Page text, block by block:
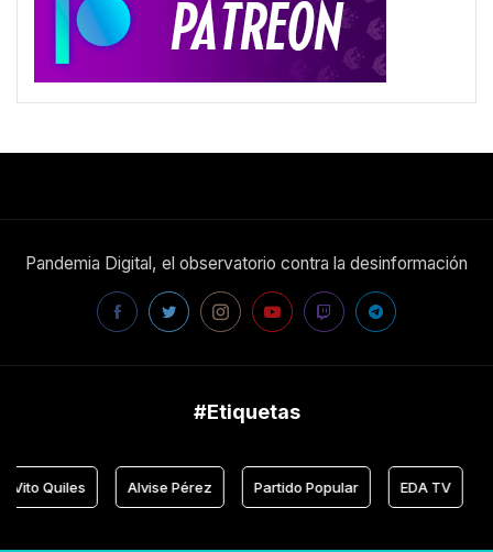
Pandemia Digital, el observatorio contra la desinformación
#Etiquetas
Vito Quiles Alvise Pérez Partido Popular EDA TV